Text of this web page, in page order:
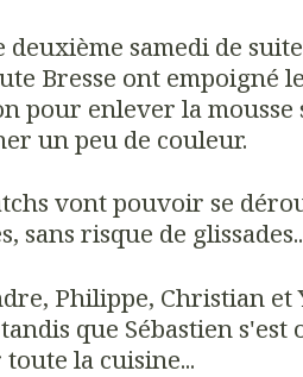
deuxième samedi de
Bresse ont empoigné
pour enlever la
un peu de couleur.
vont pouvoir se
sans risque de
Philippe, Christian
que Sébastien
la cuisine...